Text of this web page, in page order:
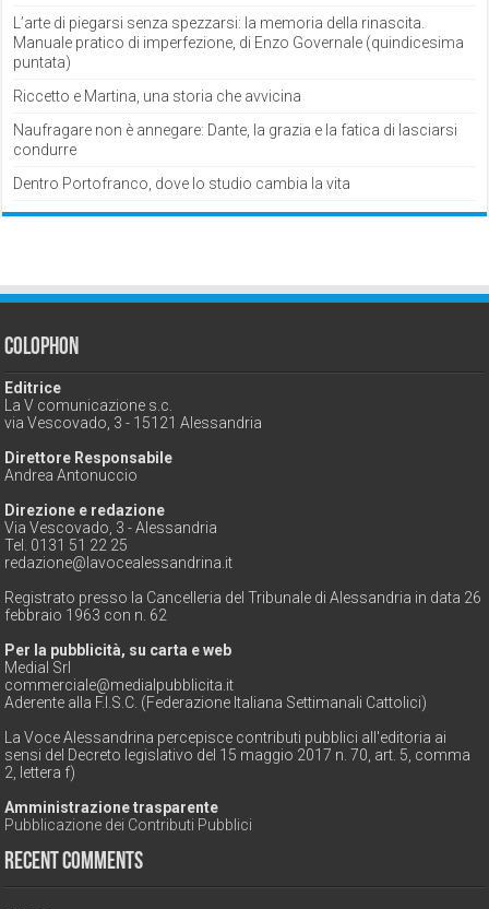
L’arte di piegarsi senza spezzarsi: la memoria della rinascita.
Manuale pratico di imperfezione, di Enzo Governale (quindicesima
puntata)
Riccetto e Martina, una storia che avvicina
Naufragare non è annegare: Dante, la grazia e la fatica di lasciarsi
condurre
Dentro Portofranco, dove lo studio cambia la vita
Colophon
Editrice
La V comunicazione s.c.
via Vescovado, 3 - 15121 Alessandria
Direttore Responsabile
Andrea Antonuccio
Direzione e redazione
Via Vescovado, 3 - Alessandria
Tel. 0131 51 22 25
redazione@lavocealessandrina.it
Registrato presso la Cancelleria del Tribunale di Alessandria in data 26
febbraio 1963 con n. 62
Per la pubblicità, su carta e web
Medial Srl
commerciale@medialpubblicita.it
Aderente alla F.I.S.C. (Federazione Italiana Settimanali Cattolici)
La Voce Alessandrina percepisce contributi pubblici all'editoria ai
sensi del Decreto legislativo del 15 maggio 2017 n. 70, art. 5, comma
2, lettera f)
Amministrazione trasparente
Pubblicazione dei Contributi Pubblici
Recent Comments